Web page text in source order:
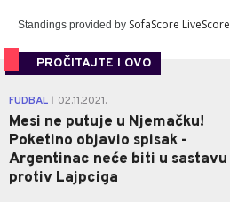
Standings provided by SofaScore LiveScore
PROČITAJTE I OVO
FUDBAL 02.11.2021.
Mesi ne putuje u Njemačku!
Poketino objavio spisak -
Argentinac neće biti u sastavu
protiv Lajpciga